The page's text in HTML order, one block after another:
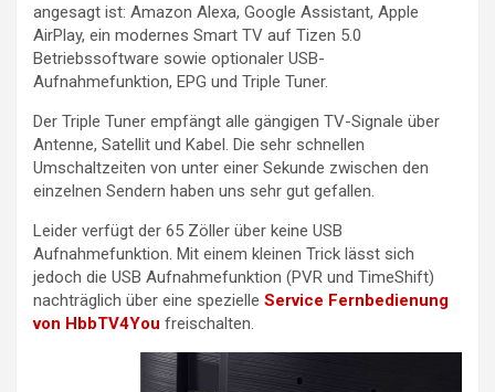
angesagt ist: Amazon Alexa, Google Assistant, Apple
AirPlay, ein modernes Smart TV auf Tizen 5.0
Betriebssoftware sowie optionaler USB-
Aufnahmefunktion, EPG und Triple Tuner.
Der Triple Tuner empfängt alle gängigen TV-Signale über
Antenne, Satellit und Kabel. Die sehr schnellen
Umschaltzeiten von unter einer Sekunde zwischen den
einzelnen Sendern haben uns sehr gut gefallen.
Leider verfügt der 65 Zöller über keine USB
Aufnahmefunktion. Mit einem kleinen Trick lässt sich
jedoch die USB Aufnahmefunktion (PVR und TimeShift)
nachträglich über eine spezielle Service Fernbedienung
von HbbTV4You freischalten.